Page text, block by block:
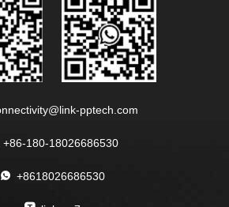
pptech.com
+86-180-18026686530
+8618026686530